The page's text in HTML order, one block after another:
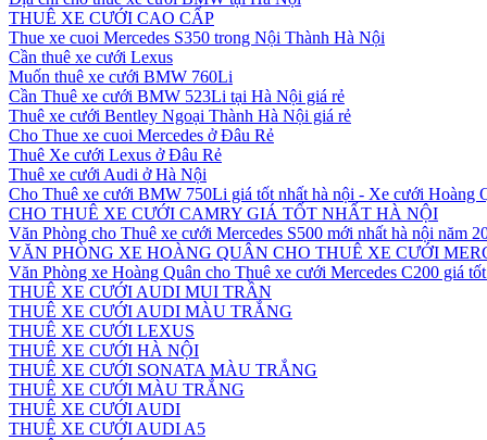
THUÊ XE CƯỚI CAO CẤP
Thue xe cuoi Mercedes S350 trong Nội Thành Hà Nội
Cần thuê xe cưới Lexus
Muốn thuê xe cưới BMW 760Li
Cần Thuê xe cưới BMW 523Li tại Hà Nội giá rẻ
Thuê xe cưới Bentley Ngoại Thành Hà Nội giá rẻ
Cho Thue xe cuoi Mercedes ở Đâu Rẻ
Thuê Xe cưới Lexus ở Đâu Rẻ
Thuê xe cưới Audi ở Hà Nội
Cho Thuê xe cưới BMW 750Li giá tốt nhất hà nội - Xe cưới Hoàng
CHO THUÊ XE CƯỚI CAMRY GIÁ TỐT NHẤT HÀ NỘI
Văn Phòng cho Thuê xe cưới Mercedes S500 mới nhất hà nội năm
VĂN PHÒNG XE HOÀNG QUÂN CHO THUÊ XE CƯỚI
Văn Phòng xe Hoàng Quân cho Thuê xe cưới Mercedes C200 giá
THUÊ XE CƯỚI AUDI MUI TRẦN
THUÊ XE CƯỚI AUDI MÀU TRẮNG
THUÊ XE CƯỚI LEXUS
THUÊ XE CƯỚI HÀ NỘI
THUÊ XE CƯỚI SONATA MÀU TRẮNG
THUÊ XE CƯỚI MÀU TRẮNG
THUÊ XE CƯỚI AUDI
THUÊ XE CƯỚI AUDI A5